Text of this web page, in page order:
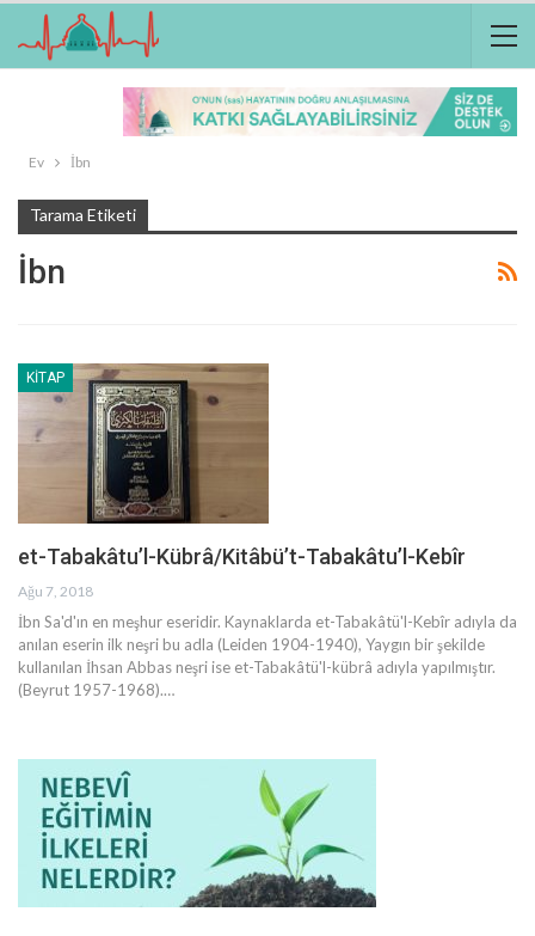
Ev İbn
Tarama Etiketi
İbn
KITAP
et-Tabakâtu’l-Kübrâ/Kitâbü’t-Tabakâtu’l-Kebîr
Ağu 7, 2018
İbn Sa'd'ın en meşhur eseridir. Kaynaklarda et-Tabakâtü'l-Kebîr adıyla da
anılan eserin ilk neşri bu adla (Leiden 1904-1940), Yaygın bir şekilde
kullanılan İhsan Abbas neşri ise et-Tabakâtü'l-kübrâ adıyla yapılmıştır.
(Beyrut 1957-1968).…